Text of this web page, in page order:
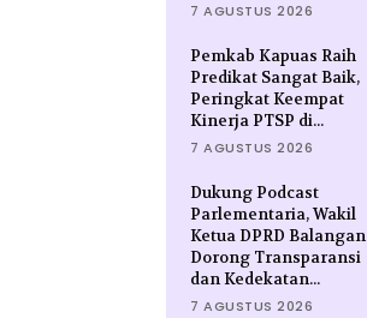
7 AGUSTUS 2026
Pemkab Kapuas Raih
Predikat Sangat Baik,
Peringkat Keempat
Kinerja PTSP di...
7 AGUSTUS 2026
Dukung Podcast
Parlementaria, Wakil
Ketua DPRD Balangan
Dorong Transparansi
dan Kedekatan...
7 AGUSTUS 2026